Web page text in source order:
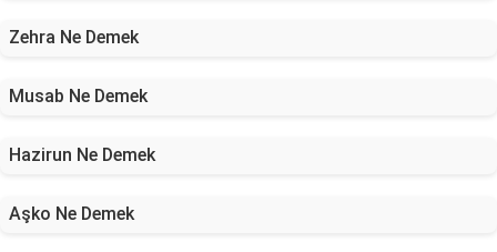
Zehra Ne Demek
Musab Ne Demek
Hazirun Ne Demek
Aşko Ne Demek